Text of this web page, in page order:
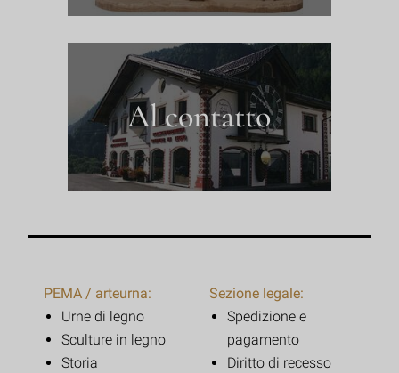
Al contatto
PEMA / arteurna:
Urne di legno
Sculture in legno
Storia
Sezione legale:
Spedizione e
pagamento
Diritto di recesso